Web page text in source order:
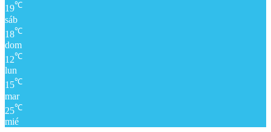
19℃
sáb
18℃
dom
12℃
lun
15℃
mar
25℃
mié